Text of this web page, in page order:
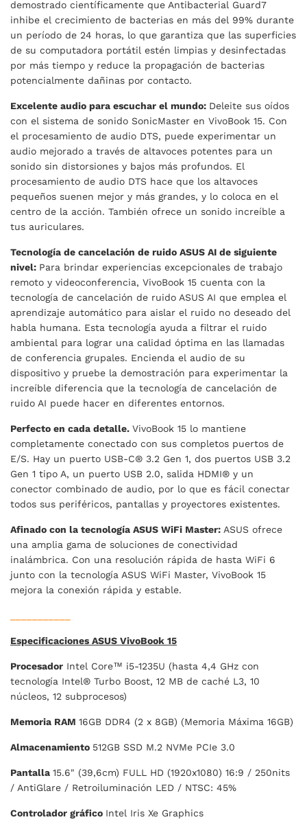
demostrado científicamente que Antibacterial Guard7
inhibe el crecimiento de bacterias en más del 99% durante
un período de 24 horas, lo que garantiza que las superficies
de su computadora portátil estén limpias y desinfectadas
por más tiempo y reduce la propagación de bacterias
potencialmente dañinas por contacto.
Excelente audio para escuchar el mundo: Deleite sus oídos
con el sistema de sonido SonicMaster en VivoBook 15. Con
el procesamiento de audio DTS, puede experimentar un
audio mejorado a través de altavoces potentes para un
sonido sin distorsiones y bajos más profundos. El
procesamiento de audio DTS hace que los altavoces
pequeños suenen mejor y más grandes, y lo coloca en el
centro de la acción. También ofrece un sonido increíble a
tus auriculares.
Tecnología de cancelación de ruido ASUS AI de siguiente
nivel: Para brindar experiencias excepcionales de trabajo
remoto y videoconferencia, VivoBook 15 cuenta con la
tecnología de cancelación de ruido ASUS AI que emplea el
aprendizaje automático para aislar el ruido no deseado del
habla humana. Esta tecnología ayuda a filtrar el ruido
ambiental para lograr una calidad óptima en las llamadas
de conferencia grupales. Encienda el audio de su
dispositivo y pruebe la demostración para experimentar la
increíble diferencia que la tecnología de cancelación de
ruido AI puede hacer en diferentes entornos.
Perfecto en cada detalle. VivoBook 15 lo mantiene
completamente conectado con sus completos puertos de
E/S. Hay un puerto USB-C® 3.2 Gen 1, dos puertos USB 3.2
Gen 1 tipo A, un puerto USB 2.0, salida HDMI® y un
conector combinado de audio, por lo que es fácil conectar
todos sus periféricos, pantallas y proyectores existentes.
Afinado con la tecnología ASUS WiFi Master: ASUS ofrece
una amplia gama de soluciones de conectividad
inalámbrica. Con una resolución rápida de hasta WiFi 6
junto con la tecnología ASUS WiFi Master, VivoBook 15
mejora la conexión rápida y estable.
Especificaciones ASUS VivoBook 15
Procesador Intel Core™ i5-1235U (hasta 4,4 GHz con
tecnología Intel® Turbo Boost, 12 MB de caché L3, 10
núcleos, 12 subprocesos)
Memoria RAM 16GB DDR4 (2 x 8GB) (Memoria Máxima 16GB)
Almacenamiento 512GB SSD M.2 NVMe PCIe 3.0
Pantalla 15.6" (39,6cm) FULL HD (1920x1080) 16:9 / 250nits
/ AntiGlare / Retroiluminación LED / NTSC: 45%
Controlador gráfico Intel Iris Xe Graphics